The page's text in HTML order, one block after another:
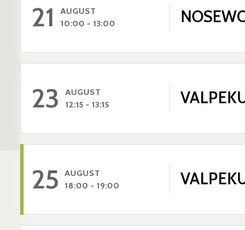
21
AUGUST
10:00 - 13:00
23
AUGUST
12:15 - 13:15
25 AUGUST
18:00 - 19:00